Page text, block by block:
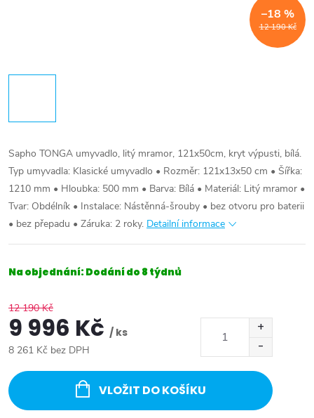
12 190 Kč
–18 %
Sapho TONGA umyvadlo, litý mramor, 121x50cm, kryt výpusti, bílá.
Typ umyvadla: Klasické umyvadlo • Rozměr: 121x13x50 cm • Šířka:
1210 mm • Hloubka: 500 mm • Barva: Bílá • Materiál: Litý mramor •
Tvar: Obdélník • Instalace: Nástěnná-šrouby • bez otvoru pro baterii
• bez přepadu • Záruka: 2 roky. Detailní informace
Na objednání: Dodání do 8 týdnů
12 190 Kč
9 996 Kč / ks
8 261 Kč bez DPH
cena:
VLOŽIT DO KOŠÍKU